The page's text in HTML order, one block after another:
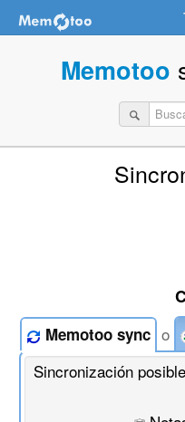
Memotoo
Memotoo sync o
Sincronización